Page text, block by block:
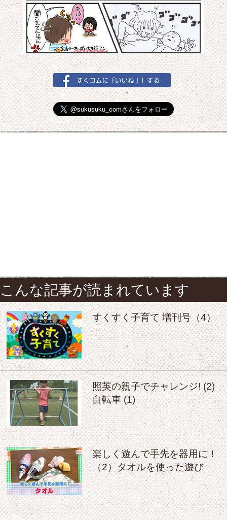
こんな記事が読まれています
すくすく子育て 増刊号（4）
照英の親子でチャレンジ! (2)
自転車 (1)
楽しく遊んで手先を器用に！
（2）タオルを使った遊び